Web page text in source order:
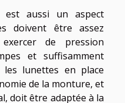
est aussi un aspect
doivent être assez
de pression
et suffisamment
lunettes en place
de la monture, et
doit être adaptée à la